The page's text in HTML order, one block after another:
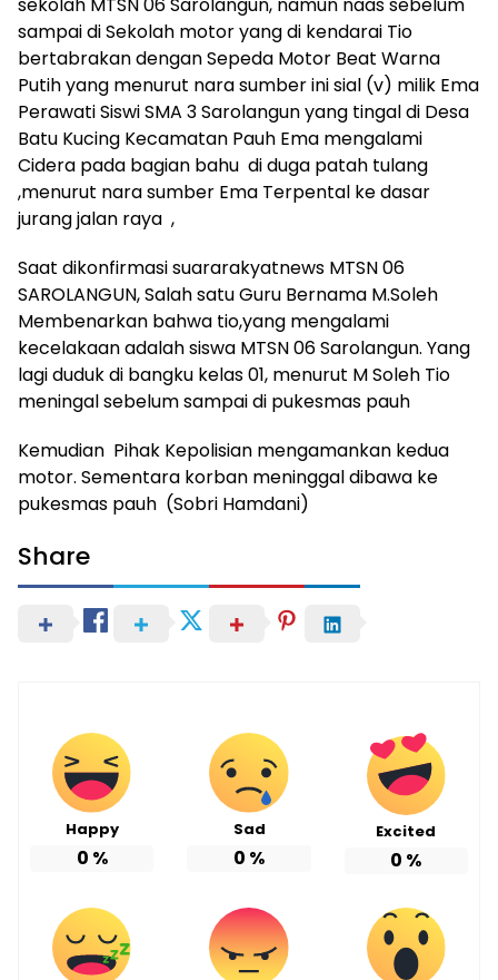
sekolah MTSN 06 Sarolangun, namun naas sebelum
sampai di Sekolah motor yang di kendarai Tio
bertabrakan dengan Sepeda Motor Beat Warna
Putih yang menurut nara sumber ini sial (v) milik Ema
Perawati Siswi SMA 3 Sarolangun yang tingal di Desa
Batu Kucing Kecamatan Pauh Ema mengalami
Cidera pada bagian bahu di duga patah tulang
,menurut nara sumber Ema Terpental ke dasar
jurang jalan raya ,
Saat dikonfirmasi suararakyatnews MTSN 06
SAROLANGUN, Salah satu Guru Bernama M.Soleh
Membenarkan bahwa tio,yang mengalami
kecelakaan adalah siswa MTSN 06 Sarolangun. Yang
lagi duduk di bangku kelas 01, menurut M Soleh Tio
meningal sebelum sampai di pukesmas pauh
Kemudian Pihak Kepolisian mengamankan kedua
motor. Sementara korban meninggal dibawa ke
pukesmas pauh (Sobri Hamdani)
Share
Happy
0 %
Sad
0 %
Excited
0 %